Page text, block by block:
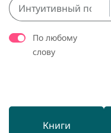
По любому
слову
Книги